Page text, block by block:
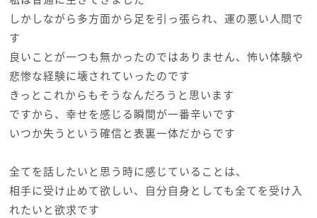
しかしながら多方面から足を引っ張られ、運の悪い人間で
す
良いことが一つも無かったのではありません、怖い体験や
悲惨な経験に壊されていったのです
きっとこれからもそうなんだろうと思います
ですから、幸せを感じる瞬間が一番辛いです
いつか失うという確信と表裏一体だからです
全てを話したいと思う時に感じていることは、
相手に受け止めて欲しい、自分自身としても全てを受け入
れたいと欲求です